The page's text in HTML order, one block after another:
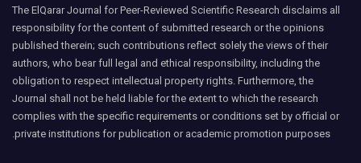
The ElQarar Journal for Peer-Reviewed Scientific Research disclaims all
responsibility for the content of submitted research or the opinions
published therein; such contributions reflect solely the views of their
authors, who bear full legal and ethical responsibility, including the
obligation to respect intellectual property rights. Furthermore, the
Journal shall not be held liable for the extent to which the research
complies with the specific requirements or conditions set by official or
private institutions for publication or academic promotion purposes.